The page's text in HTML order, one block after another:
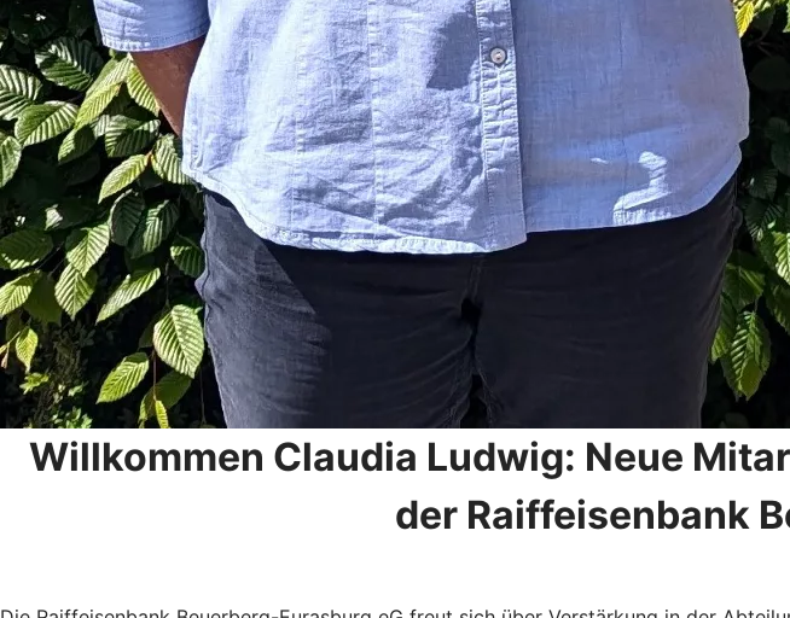
Willkommen Claudia Ludwig: Neue
der Raiffeisenbank